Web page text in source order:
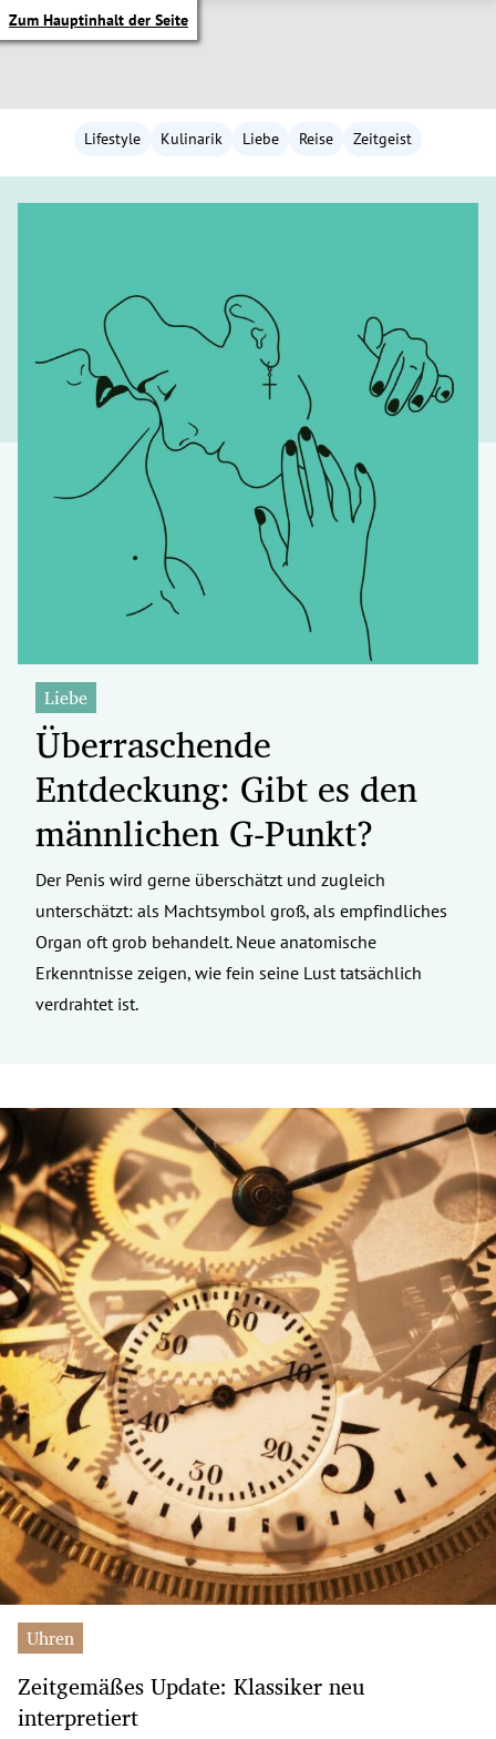
Zum Hauptinhalt der Seite
Untermenü
Untermenü
Untermenü
Untermenü
Untermenü
Untermenü
Untermenü
Untermenü
Lifestyle Kulinarik Liebe Reise Zeitgeist
Liebe
Überraschende
Entdeckung: Gibt es den
männlichen G-Punkt?
Der Penis wird gerne überschätzt und zugleich
unterschätzt: als Machtsymbol groß, als empfindliches
Organ oft grob behandelt. Neue anatomische
Erkenntnisse zeigen, wie fein seine Lust tatsächlich
verdrahtet ist.
Uhren
Zeitgemäßes Update: Klassiker neu
interpretiert